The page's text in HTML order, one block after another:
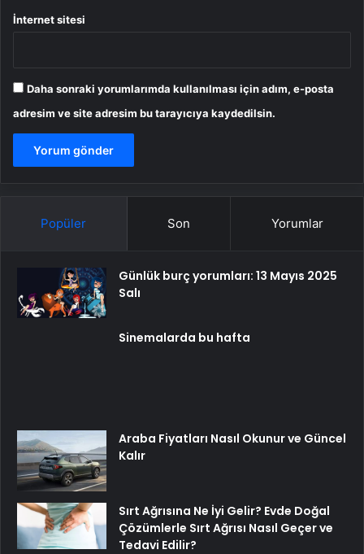
İnternet sitesi
Daha sonraki yorumlarımda kullanılması için adım, e-posta
adresim ve site adresim bu tarayıcıya kaydedilsin.
Popüler Son Yorumlar
Günlük burç yorumları: 13 Mayıs 2025
Salı
Sinemalarda bu hafta
Araba Fiyatları Nasıl Okunur ve Güncel
Kalır
Sırt Ağrısına Ne İyi Gelir? Evde Doğal
Çözümlerle Sırt Ağrısı Nasıl Geçer ve
Tedavi Edilir?